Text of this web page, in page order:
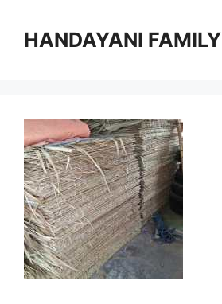
HANDAYANI FAMILY